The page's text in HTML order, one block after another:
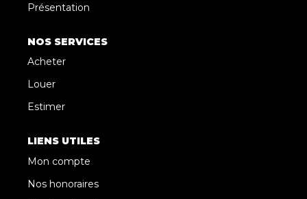
Présentation
NOS SERVICES
Acheter
Louer
Estimer
LIENS UTILES
Mon compte
Nos honoraires